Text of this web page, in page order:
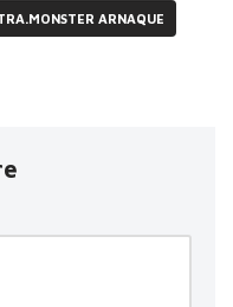
ARNAQUE